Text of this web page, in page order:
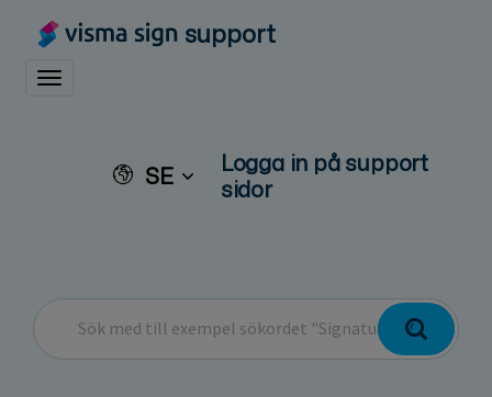
support
Toggle navigation
SE
Logga in på support
sidor